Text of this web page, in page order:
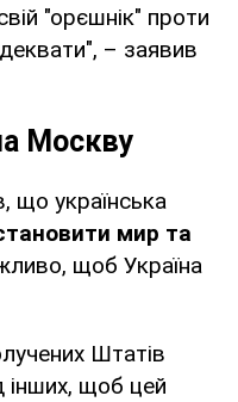
"орєшнік" проти
– заявив
Москву
що українська
мир та
щоб Україна
Штатів
інших, щоб цей